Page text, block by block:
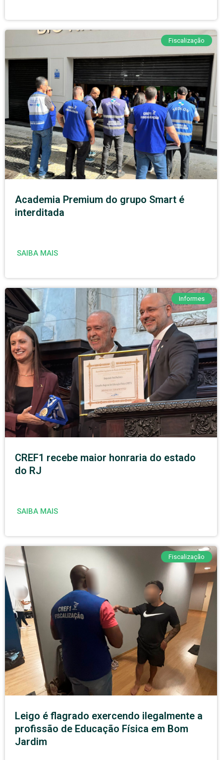
Fiscalização
Academia Premium do grupo Smart é
interditada
SAIBA MAIS
Informes
CREF1 recebe maior honraria do estado
do RJ
SAIBA MAIS
Fiscalização
Leigo é flagrado exercendo ilegalmente a
profissão de Educação Física em Bom
Jardim